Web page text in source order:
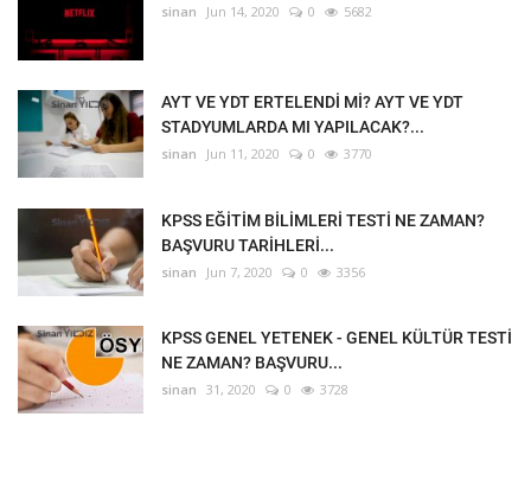
sinan Jun 14, 2020 0 5682
AYT VE YDT ERTELENDİ Mİ? AYT VE YDT
STADYUMLARDA MI YAPILACAK?...
sinan Jun 11, 2020 0 3770
KPSS EĞİTİM BİLİMLERİ TESTİ NE ZAMAN?
BAŞVURU TARİHLERİ...
sinan Jun 7, 2020 0 3356
KPSS GENEL YETENEK - GENEL KÜLTÜR TESTİ
NE ZAMAN? BAŞVURU...
sinan 31, 2020 0 3728